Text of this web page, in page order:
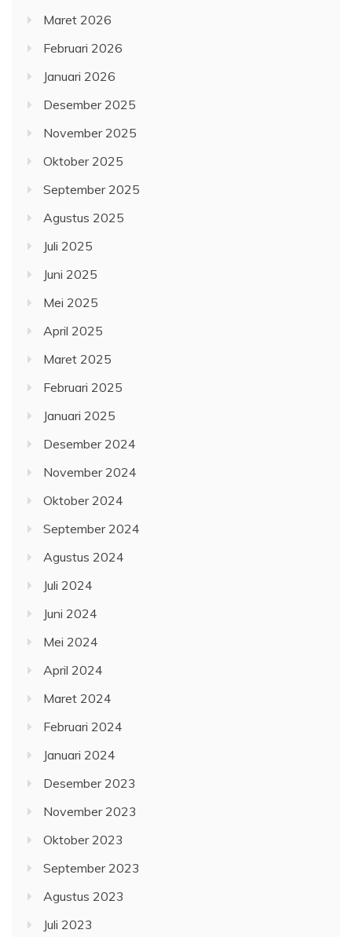
Maret 2026
Februari 2026
Januari 2026
Desember 2025
November 2025
Oktober 2025
September 2025
Agustus 2025
Juli 2025
Juni 2025
Mei 2025
April 2025
Maret 2025
Februari 2025
Januari 2025
Desember 2024
November 2024
Oktober 2024
September 2024
Agustus 2024
Juli 2024
Juni 2024
Mei 2024
April 2024
Maret 2024
Februari 2024
Januari 2024
Desember 2023
November 2023
Oktober 2023
September 2023
Agustus 2023
Juli 2023